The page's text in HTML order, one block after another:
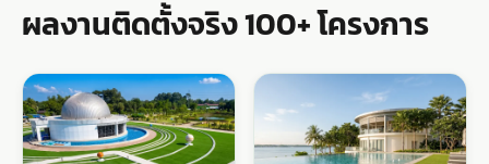
ผลงานติดตั้งจริง 100+ โครงการ